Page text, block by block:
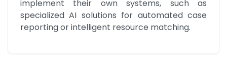
implement their own systems, such as
specialized AI solutions for automated case
reporting or intelligent resource matching.